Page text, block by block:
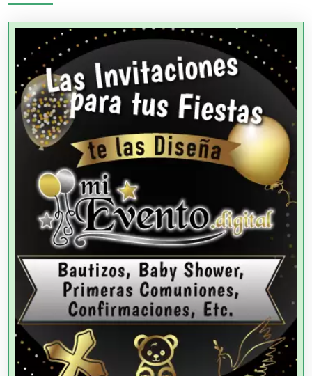
Agencias de Cobranza
Agencias de Colocación
Agencias de Modelos
Agencias de Publicidad
Agencias de Viajes
Agricultores
Agricultura y Ganadería
Agua Purificada